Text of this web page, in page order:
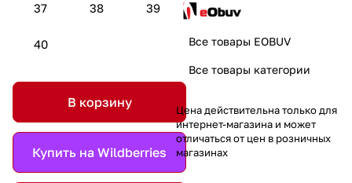
37 38 39
40
В корзину
Купить на Wildberries
Все товары EOBUV
Все товары категории
Цена действительна только для
интернет-магазина и может
отличаться от цен в розничных
магазинах